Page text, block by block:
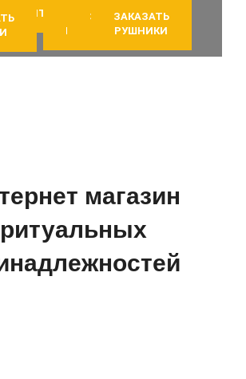
ЛЕНТЫ
ЗАКАЗАТЬ
ПОКРЫВАЛА
ЗАКАЗАТЬ
ПОДУШКИ
ЗАКАЗАТЬ
РУШНИКИ
магазин
ритуальных